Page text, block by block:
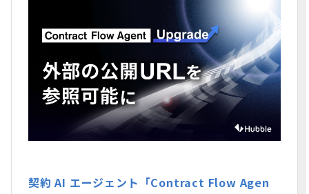
契約 AI エージェント「Contract Flow Agen